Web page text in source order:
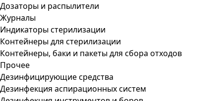
Дозаторы и распылители
Журналы
Индикаторы стерилизации
Контейнеры для стерилизации
Контейнеры, баки и пакеты для сбора отходов
Прочее
Дезинфицирующие средства
Дезинфекция аспирационных систем